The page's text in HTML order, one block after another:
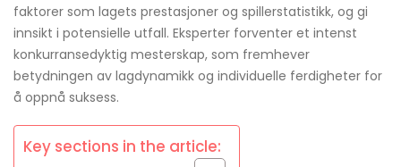
faktorer som lagets prestasjoner og spillerstatistikk, og gi
innsikt i potensielle utfall. Eksperter forventer et intenst
konkurransedyktig mesterskap, som fremhever
betydningen av lagdynamikk og individuelle ferdigheter for
å oppnå suksess.
Key sections in the article: